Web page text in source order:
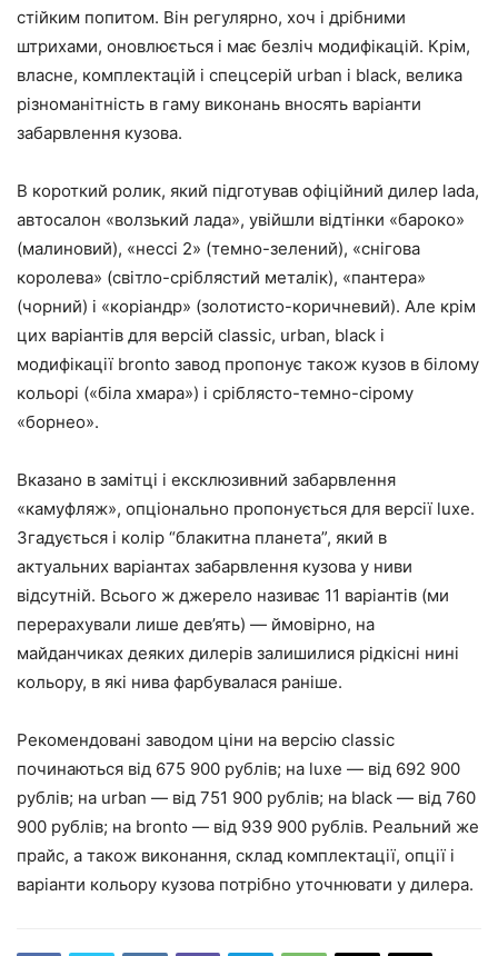
стійким попитом. Він регулярно, хоч і дрібними
штрихами, оновлюється і має безліч модифікацій. Крім,
власне, комплектацій і спецсерій urban і black, велика
різноманітність в гаму виконань вносять варіанти
забарвлення кузова.
В короткий ролик, який підготував офіційний дилер lada,
автосалон «волзький лада», увійшли відтінки «бароко»
(малиновий), «нессі 2» (темно-зелений), «снігова
королева» (світло-сріблястий металік), «пантера»
(чорний) і «коріандр» (золотисто-коричневий). Але крім
цих варіантів для версій classic, urban, black і
модифікації bronto завод пропонує також кузов в білому
кольорі («біла хмара») і сріблясто-темно-сірому
«борнео».
Вказано в замітці і ексклюзивний забарвлення
«камуфляж», опціонально пропонується для версії luxe.
Згадується і колір “блакитна планета”, який в
актуальних варіантах забарвлення кузова у ниви
відсутній. Всього ж джерело називає 11 варіантів (ми
перерахували лише дев’ять) — ймовірно, на
майданчиках деяких дилерів залишилися рідкісні нині
кольору, в які нива фарбувалася раніше.
Рекомендовані заводом ціни на версію classic
починаються від 675 900 рублів; на luxe — від 692 900
рублів; на urban — від 751 900 рублів; на black — від 760
900 рублів; на bronto — від 939 900 рублів. Реальний же
прайс, а також виконання, склад комплектації, опції і
варіанти кольору кузова потрібно уточнювати у дилера.